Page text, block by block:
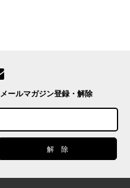
メールマガジン登録・解除